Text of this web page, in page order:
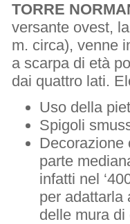
TORRE
versante ovest,
m. circa), venne
a scarpa di età
dai quattro lati.
Uso della
Spigoli
Decorazione
parte
infatti nel
per adattarla
delle mura di